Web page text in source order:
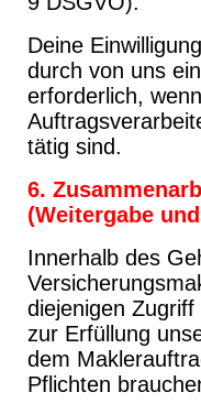
Deine
durch von uns
erforderlich,
tätig sind.
6.
(Weitergabe
Innerhalb des
diejenigen
zur Erfüllung
dem
Pflichten